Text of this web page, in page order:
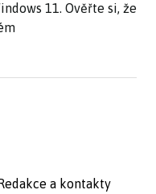
11. Ověřte si, že
a kontakty